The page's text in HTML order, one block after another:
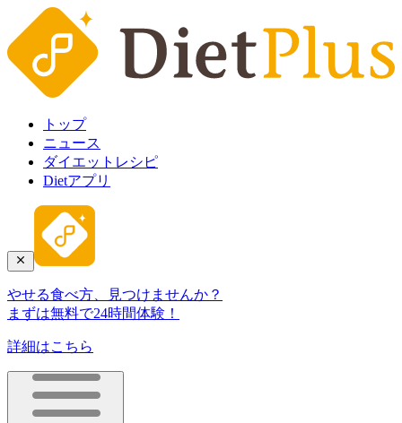
トップ
ニュース
ダイエットレシピ
Dietアプリ
やせる食べ方、見つけませんか？
まずは無料で24時間体験！
詳細はこちら